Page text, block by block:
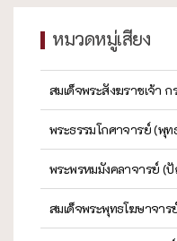
หมวดหมู่เสียง
สมเด็จพระสังฆราชเจ้า
พระธรรมโกศาจารย์ (พุ
พระพรหมมังคลาจารย์
สมเด็จพระพุทธโฆษาจา